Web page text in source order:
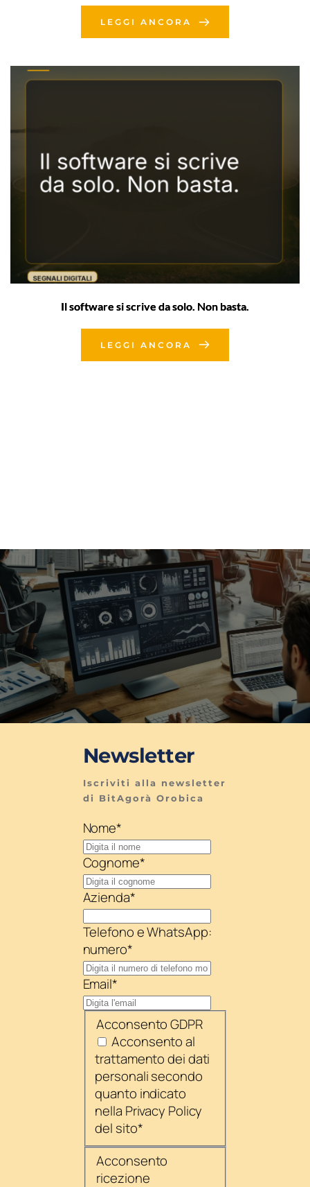
LEGGI ANCORA
Il software si scrive da solo. Non basta.
LEGGI ANCORA
Newsletter
Iscriviti alla newsletter
di BitAgorà Orobica
Nome*
Cognome*
Azienda*
Telefono e WhatsApp:
numero*
Email*
Acconsento GDPR
Acconsento al
trattamento dei dati
personali secondo
quanto indicato
nella Privacy Policy
del sito*
Acconsento
ricezione